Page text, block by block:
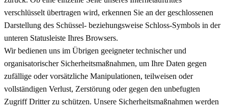
verschlüsselt übertragen wird, erkennen Sie an der geschlossenen
Darstellung des Schüssel- beziehungsweise Schloss-Symbols in der
unteren Statusleiste Ihres Browsers.
Wir bedienen uns im Übrigen geeigneter technischer und
organisatorischer Sicherheitsmaßnahmen, um Ihre Daten gegen
zufällige oder vorsätzliche Manipulationen, teilweisen oder
vollständigen Verlust, Zerstörung oder gegen den unbefugten
Zugriff Dritter zu schützen. Unsere Sicherheitsmaßnahmen werden